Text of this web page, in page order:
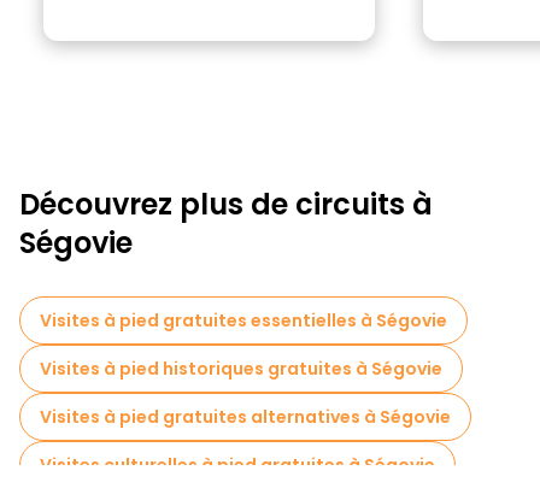
Découvrez plus de circuits à
Ségovie
Visites à pied gratuites essentielles à Ségovie
Visites à pied historiques gratuites à Ségovie
Visites à pied gratuites alternatives à Ségovie
Visites culturelles à pied gratuites à Ségovie